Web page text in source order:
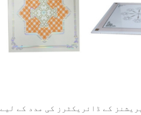
کے ڈائریکٹرز کی مدد کے لیے